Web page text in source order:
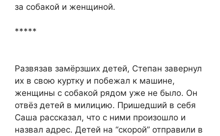
за собакой и женщиной.
*****
Развязав замёрзших детей, Степан завернул
их в свою куртку и побежал к машине,
женщины с собакой рядом уже не было. Он
отвёз детей в милицию. Пришедший в себя
Саша рассказал, что с ними произошло и
назвал адрес. Детей на “скорой” отправили в